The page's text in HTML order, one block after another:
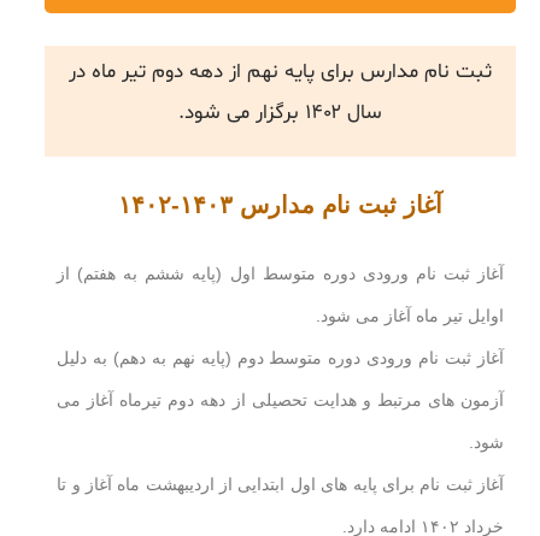
ثبت نام مدارس برای پایه نهم از دهه دوم تیر ماه در
سال ۱۴۰۲ برگزار می شود.
آغاز ثبت نام مدارس ۱۴۰۳-۱۴۰۲
آغاز ثبت نام ورودی دوره متوسط اول (پایه ششم به هفتم) از
اوایل تیر ماه آغاز می شود.
آغاز ثبت نام ورودی دوره متوسط دوم (پایه نهم به دهم) به دلیل
آزمون های مرتبط و هدایت تحصیلی از دهه دوم تیرماه آغاز می
شود.
آغاز ثبت نام برای پایه های اول ابتدایی از اردیبهشت ماه آغاز و تا
خرداد ۱۴۰۲ ادامه دارد.